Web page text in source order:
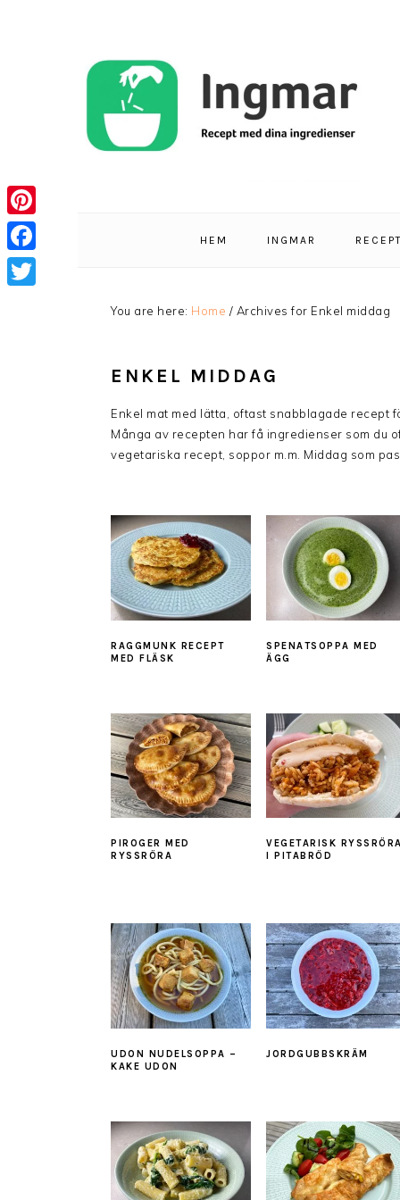
HEM INGMAR RECEPT
You are here: Home / Archives for Enkel middag
ENKEL MIDDAG
Enkel mat med lätta, oftast snabblagade recept
Många av recepten har få ingredienser som du
vegetariska recept, soppor m.m. Middag som
RAGGMUNK RECEPT
MED FLÄSK
SPENATSOPPA MED
ÄGG
PIROGER MED
RYSSRÖRA
VEGETARISK RYSSRÖRA
I PITABRÖD
UDON NUDELSOPPA –
KAKE UDON
JORDGUBBSKRÄM
Pinterest
Facebook